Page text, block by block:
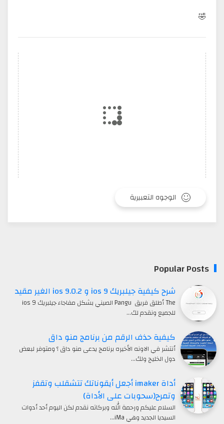
🤣
الوجوه التعبيرية
Popular Posts
شرح كيفية جيلبريك ios 9 و ios 9.0.2 الغير مقيد
The أطلق فريق Pangu الصيني بشكل مفاجاء جيلبريك ios 9
للجميع ونقدم لك…
كيفية حذف الرقم من برنامج منو داق
أنتشر في الاونه الأخيره برنامج يدعى منو داق ؟ ومتوفر لبعض
دول الخليج ولك…
أداة imaker أجعل أيقوناتك تتشقلب وتقفز
وتمرح(سحوبات على الأداة)
السلام عليكم ورحمة الله وبركاته نقدم لكن اليوم أحد أدوات
السيديا الجديد وهي iMa…